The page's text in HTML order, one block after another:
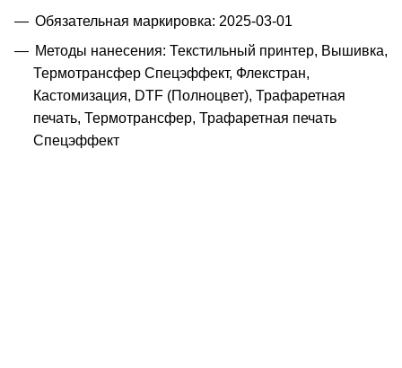
Обязательная маркировка: 2025-03-01
Методы нанесения: Текстильный принтер, Вышивка,
Термотрансфер Спецэффект, Флекстран,
Кастомизация, DTF (Полноцвет), Трафаретная
печать, Термотрансфер, Трафаретная печать
Спецэффект